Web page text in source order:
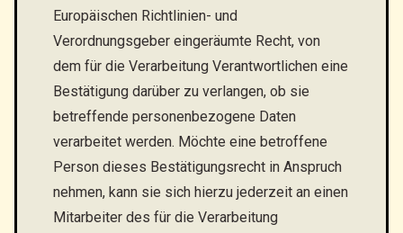
Europäischen Richtlinien- und
Verordnungsgeber eingeräumte Recht, von
dem für die Verarbeitung Verantwortlichen eine
Bestätigung darüber zu verlangen, ob sie
betreffende personenbezogene Daten
verarbeitet werden. Möchte eine betroffene
Person dieses Bestätigungsrecht in Anspruch
nehmen, kann sie sich hierzu jederzeit an einen
Mitarbeiter des für die Verarbeitung